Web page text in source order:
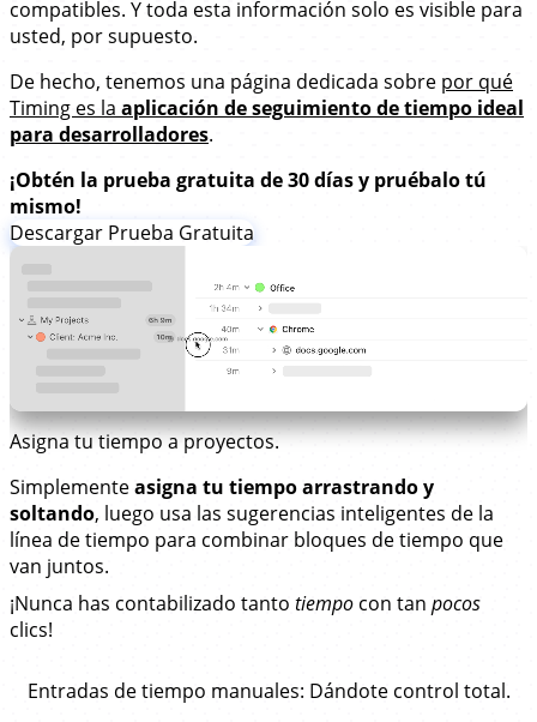
compatibles. Y toda esta información solo es visible para
usted, por supuesto.
De hecho, tenemos una página dedicada sobre por qué
Timing es la aplicación de seguimiento de tiempo ideal
para desarrolladores.
¡Obtén la prueba gratuita de 30 días y pruébalo tú
mismo!
Descargar Prueba Gratuita
Asigna tu tiempo a proyectos.
Simplementeasigna tu tiempo arrastrando y
soltando, luego usa las sugerencias inteligentes de la
línea de tiempo para combinar bloques de tiempo que
van juntos.
¡Nunca has contabilizado tanto tiempo con tan pocos
clics!
Entradas de tiempo manuales: Dándote control total.